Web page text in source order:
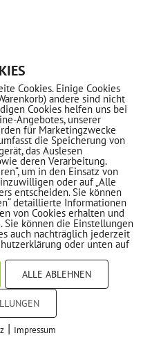
Cookies. Einige Cookies
andere sind nicht
Cookies helfen uns bei
Angebotes, unserer
für Marketingzwecke
die Speicherung von
das Auslesen
deren Verarbeitung.
um in den Einsatz von
oder auf „Alle
entscheiden. Sie können
detaillierte Informationen
von Cookies erhalten und
können die Einstellungen
auch nachträglich jederzeit
oder unten auf
ALLE ABLEHNEN
| Impressum